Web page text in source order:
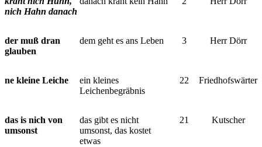
nich Hahn danach
der muß dran
glauben
dem geht es ans Leben 3 Herr Dörr
ne kleine Leiche
ein kleines
Leichenbegräbnis
22 Friedhofswärter
das is nich von
umsonst
das gibt es nicht
umsonst, das kostet
etwas
21 Kutscher